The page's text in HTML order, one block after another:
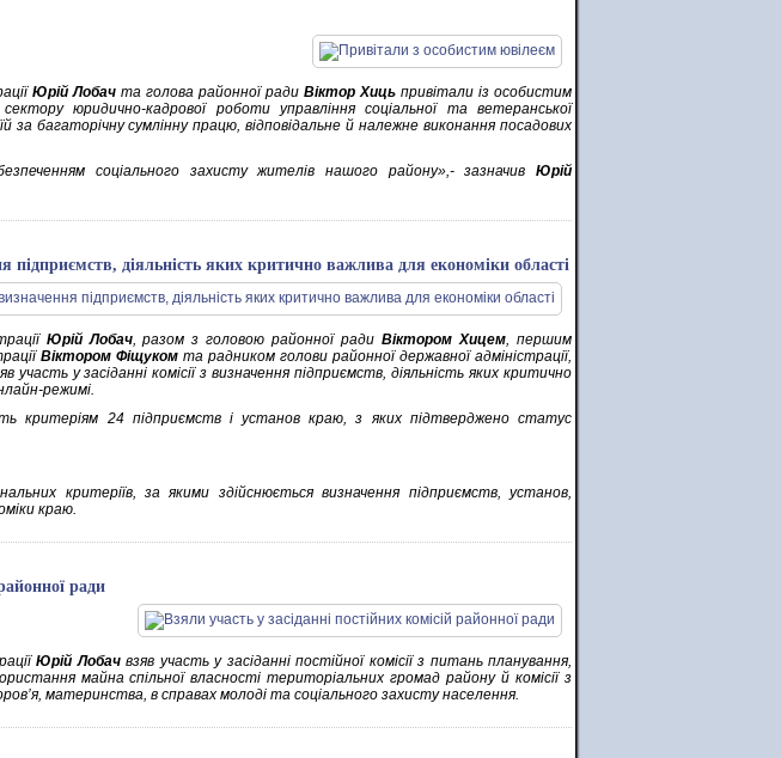
Юрій Лобач та голова районної ради Віктор Хиць привітали із особистим
юридично-кадрової роботи управління соціальної та ветеранської
за багаторічну сумлінну працю, відповідальне й належне виконання посадових
соціального захисту жителів нашого району»,- зазначив Юрій
підприємств, діяльність яких критично важлива для економіки області
Юрій Лобач, разом з головою районної радиВіктором Хицем, першим
Віктором Фіщуком та радником голови районної державної адміністрації,
участь у засіданні комісії з визначення підприємств, діяльність яких критично
режимі.
критеріям 24 підприємств і установ краю, з яких підтверджено статус
критеріїв, за якими здійснюється визначення підприємств, установ,
краю.
ради
Юрій Лобачвзяв участь у засіданні постійної комісії з питань планування,
майна спільної власності територіальних громад району й комісії з
материнства, в справах молоді та соціального захисту населення.